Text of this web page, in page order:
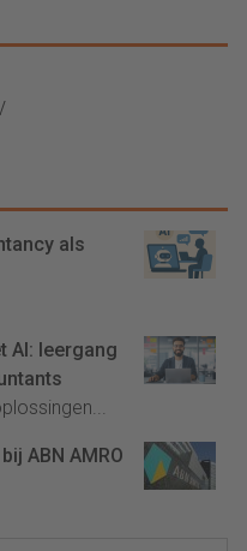
als
AI: leergang
ABN AMRO